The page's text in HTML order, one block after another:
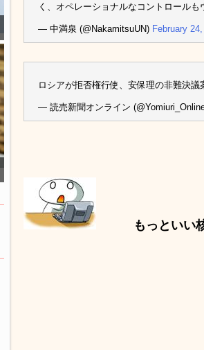
く、オペレーショナルなコントロールも
— 中満泉 (@NakamitsuUN) February
ロシアが拒否権行使、安保理の非難決
— 読売新聞オンライン
もっといい核